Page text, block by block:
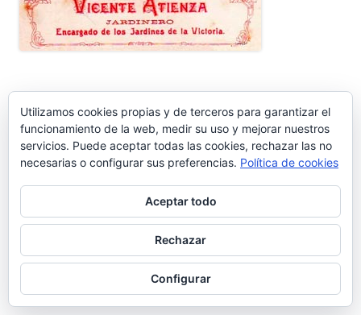
ENTRADAS RECIENTES
Nos vamos de vacaciones #6.660
¿Dónde está Calleja? #6.659
Carta protesta a Don Pedro Muñoz Seca #6.658
El antiguo campo del Racing y la iniciativa solidaria de Elías
Utilizamos cookies propias y de terceros para garantizar el
funcionamiento de la web, medir su uso y mejorar nuestros
servicios. Puede aceptar todas las cookies, rechazar las no
necesarias o configurar sus preferencias. Política de cookies
Aceptar todo
Rechazar
Configurar